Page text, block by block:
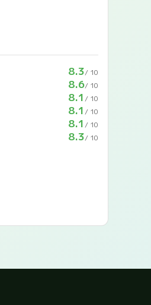
8.3/ 10
8.6/ 10
8.1 / 10
8.1 / 10
8.1 / 10
8.3/ 10